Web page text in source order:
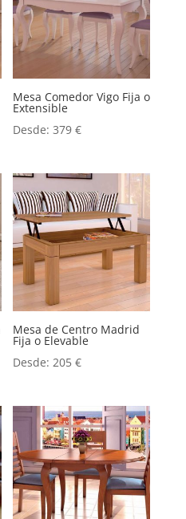
Mesa Comedor Vigo Fija o
Extensible
Desde:379€
Mesa de Centro Madrid
Fija o Elevable
Desde:205€